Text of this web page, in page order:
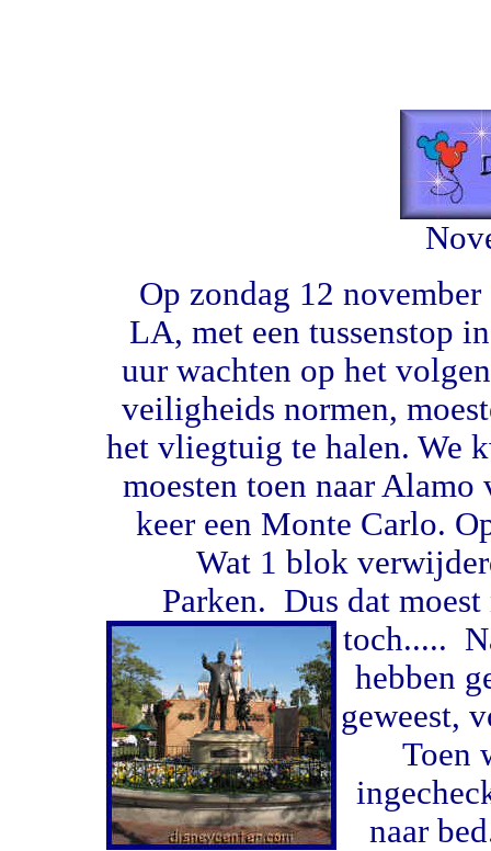
Op zondag 12
LA, met een tussenstop
uur wachten op het
veiligheids normen,
het vliegtuig te halen. We
moesten toen naar
keer een Monte Carlo.
Wat 1 blok
Parken. Dus dat
toch.....
hebben
geweest,
Toen
naar